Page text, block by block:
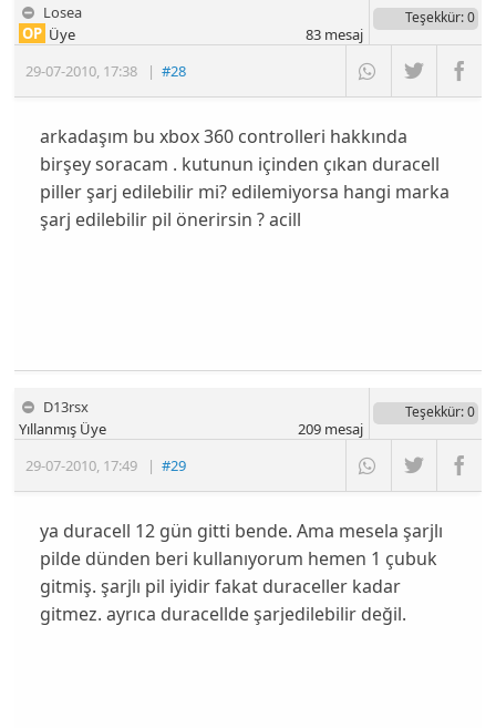
Losea
29-07-2010, 17:38 |#28
OP Üye
Teşekkür: 0
83mesaj
arkadaşım bu xbox 360 controlleri hakkında
birşey soracam . kutunun içinden çıkan duracell
piller şarj edilebilir mi? edilemiyorsa hangi marka
şarj edilebilir pil önerirsin ? acill
D13rsx
29-07-2010, 17:49 |#29
Yıllanmış Üye
Teşekkür: 0
209mesaj
ya duracell 12 gün gitti bende. Ama mesela şarjlı
pilde dünden beri kullanıyorum hemen 1 çubuk
gitmiş. şarjlı pil iyidir fakat duraceller kadar
gitmez. ayrıca duracellde şarjedilebilir değil.